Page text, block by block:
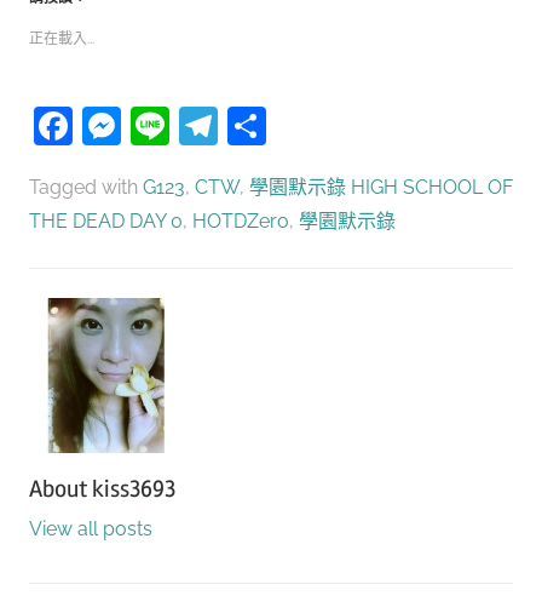
正在載入...
Facebook
Messenger
LineTelegram
Tagged with G123, CTW, 學園默示錄 HIGH SCHOOL OF
THE DEAD DAY 0, HOTDZero, 學園默示錄
About kiss3693
View all posts